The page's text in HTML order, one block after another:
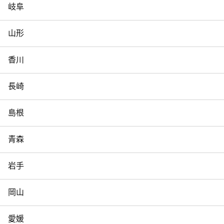
岐阜
山形
香川
長崎
島根
青森
岩手
岡山
愛媛